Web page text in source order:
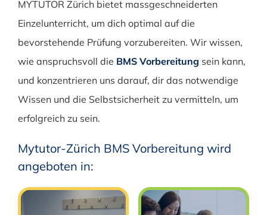
MYTUTOR Zürich bietet massgeschneiderten
Einzelunterricht, um dich optimal auf die
bevorstehende Prüfung vorzubereiten. Wir wissen,
wie anspruchsvoll die BMS Vorbereitung sein kann,
und konzentrieren uns darauf, dir das notwendige
Wissen und die Selbstsicherheit zu vermitteln, um
erfolgreich zu sein.
Mytutor-Zürich BMS Vorbereitung wird
angeboten in: